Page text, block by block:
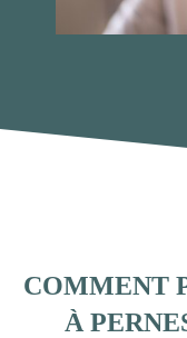
COMMENT
À